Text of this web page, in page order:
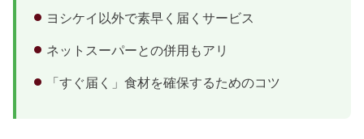
ヨシケイ以外で素早く届くサービス
ネットスーパーとの併用もアリ
「すぐ届く」食材を確保するためのコツ